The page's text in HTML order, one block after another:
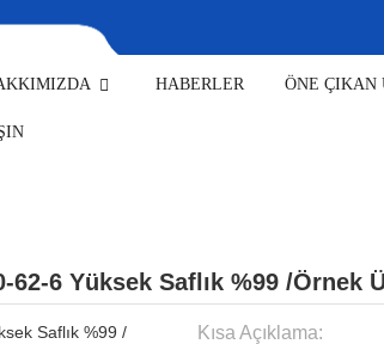
HABERLER ÖNE ÇIKAN
MADDELERI
6 Yüksek Saflık %99 /örnek
Kısa Açıklama: